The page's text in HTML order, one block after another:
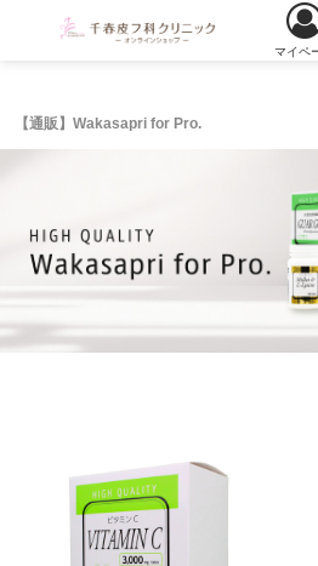
【通販】Wakasapri for Pro.
マイペ